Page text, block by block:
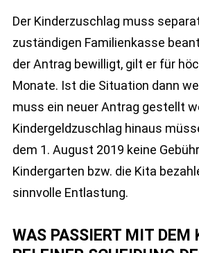
Der Kinderzuschlag muss
zuständigen Familienkasse
der Antrag bewilligt, gilt er für
Monate. Ist die Situation dann
muss ein neuer Antrag gestellt
Kindergeldzuschlag hinaus
dem 1. August 2019 keine
Kindergarten bzw. die Kita
sinnvolle Entlastung.
WAS PASSIERT MIT DEM